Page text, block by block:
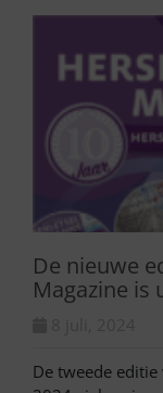
De nieuwe
Magazine is
De tweede